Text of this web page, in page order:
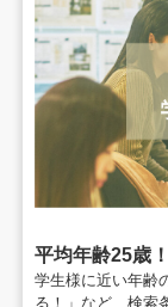
平均年齢25歳
学生様に近い年齢
る！」など、検索